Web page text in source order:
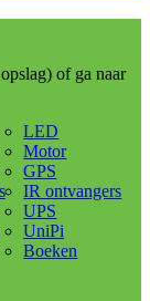
of ga naar
LED
Motor
GPS
IR ontvangers
UPS
UniPi
Boeken